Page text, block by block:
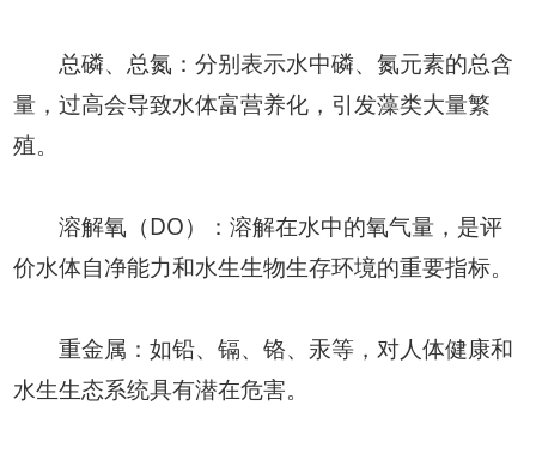
总磷、总氮：分别表示水中磷、氮元素的总含
量，过高会导致水体富营养化，引发藻类大量繁
殖。
溶解氧（DO）：溶解在水中的氧气量，是评
价水体自净能力和水生生物生存环境的重要指标。
重金属：如铅、镉、铬、汞等，对人体健康和
水生生态系统具有潜在危害。